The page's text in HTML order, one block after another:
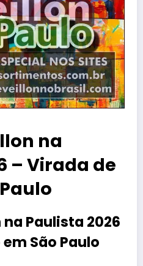
na
– Virada de
Paulista 2026
São Paulo